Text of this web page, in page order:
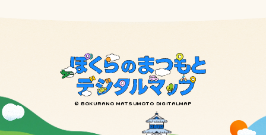
© BOKURANO MATSUMOTO DIGITALMAP